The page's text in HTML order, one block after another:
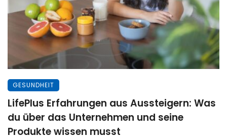
GESUNDHEIT
LifePlus Erfahrungen aus Aussteigern: Was
du über das Unternehmen und seine
Produkte wissen musst